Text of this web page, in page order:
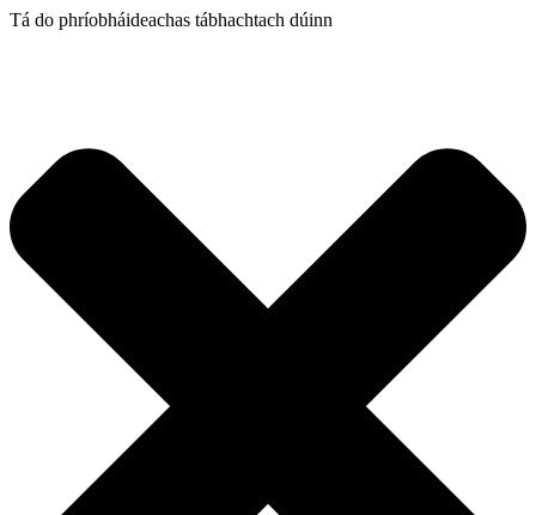
Tá do phríobháideachas tábhachtach dúinn